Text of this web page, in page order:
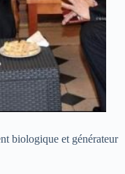
biologique et générateur